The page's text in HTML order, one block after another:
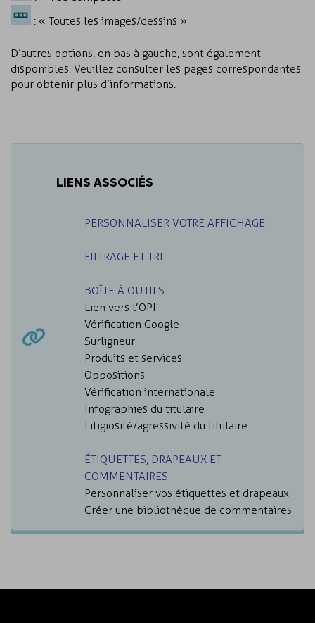
: « Toutes les images/dessins »
D’autres options, en bas à gauche, sont également
disponibles. Veuillez consulter les pages correspondantes
pour obtenir plus d’informations.
LIENS ASSOCIÉS
PERSONNALISER VOTRE AFFICHAGE
FILTRAGE ET TRI
BOÎTE À OUTILS
Lien vers l’OPI
Vérification Google
Surligneur
Produits et services
Oppositions
Vérification internationale
Infographies du titulaire
Litigiosité/agressivité du titulaire
ÉTIQUETTES, DRAPEAUX ET
COMMENTAIRES
Personnaliser vos étiquettes et drapeaux
Créer une bibliothèque de commentaires